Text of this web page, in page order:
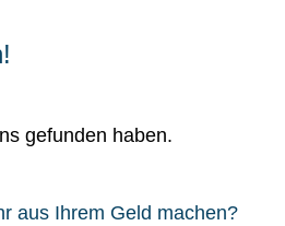
gefunden haben.
aus Ihrem Geld machen?